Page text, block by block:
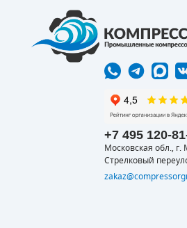
+7 495 120-
Московская обл.,
Стрелковый